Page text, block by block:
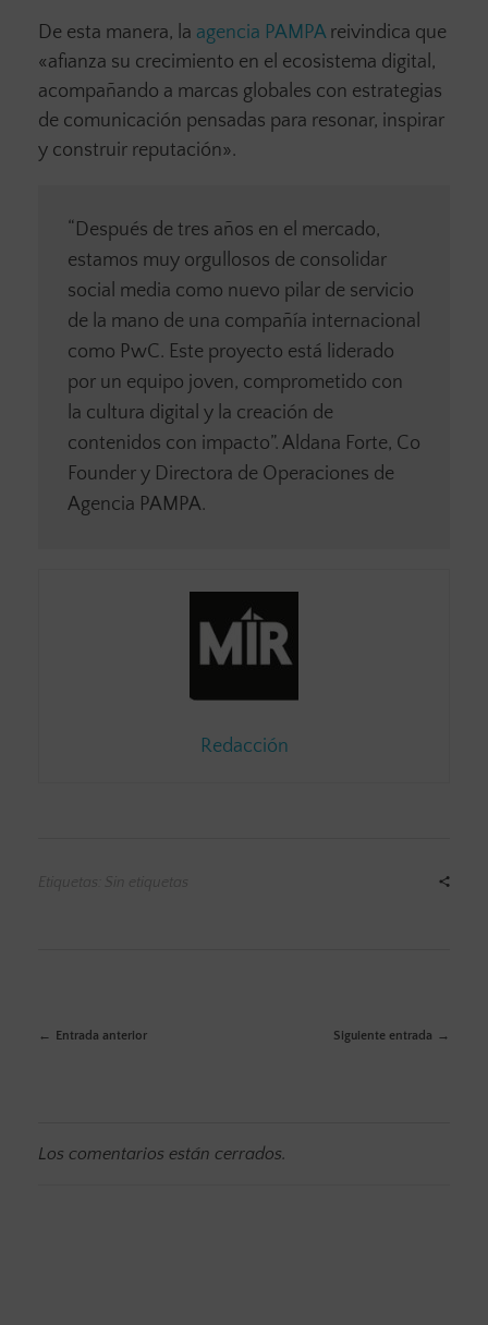
De esta manera, la agencia PAMPAreivindica que
«afianza su crecimiento en el ecosistema digital,
acompañando a marcas globales con estrategias
de comunicación pensadas para resonar, inspirar
y construir reputación».
“Después de tres años en el mercado,
estamos muy orgullosos de consolidar
social media como nuevo pilar de servicio
de la mano de una compañía internacional
como PwC. Este proyecto está liderado
por un equipo joven, comprometido con
la cultura digital y la creación de
contenidos con impacto”. Aldana Forte, Co
Founder y Directora de Operaciones de
Agencia PAMPA.
Redacción
Etiquetas: Sin etiquetas
Entrada anterior Siguiente entrada
Los comentarios están cerrados.